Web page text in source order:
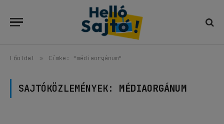
Főoldal » Címke: "médiaorgánum"
SAJTÓKÖZLEMÉNYEK: MÉDIAORGÁNUM